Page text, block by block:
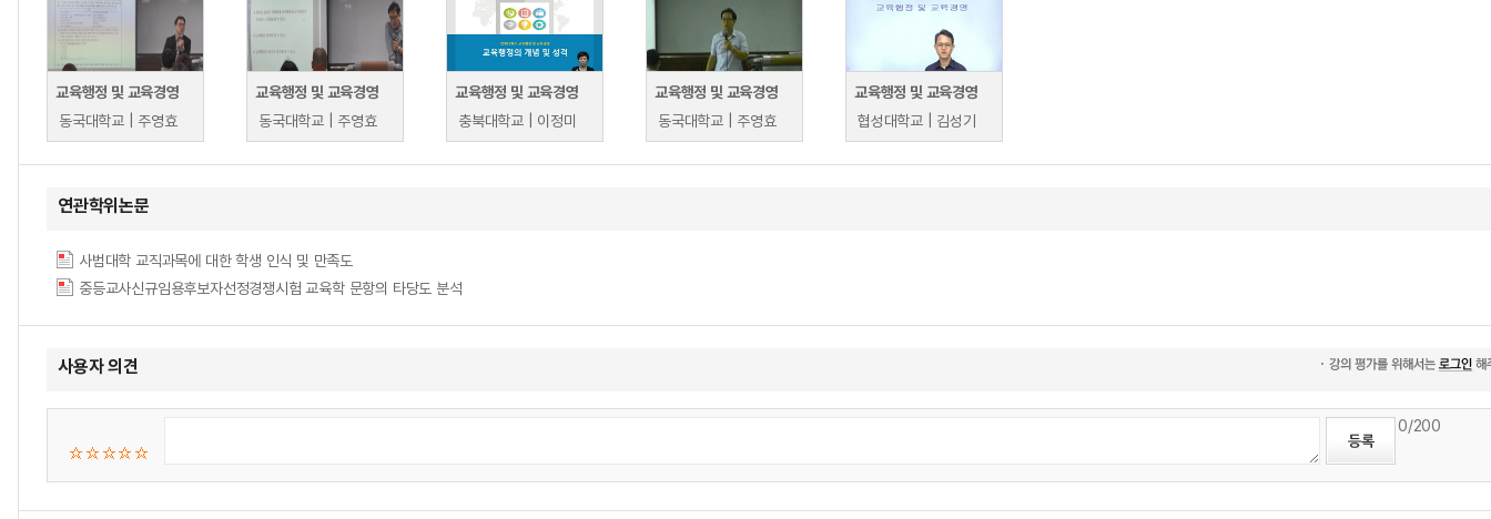
교육행정 및 교육경영
동국대학교 | 주영효
교육행정 및 교육경영
동국대학교 | 주영효
교육행정 및 교육경영
충북대학교 | 이정미
교육행정 및 교육경영
동국대학교 | 주영효
교육행정 및 교육경영
협성대학교 | 김성기
연관학위논문
사범대학 교직과목에 대한 학생 인식 및 만족도
중등교사신규임용후보자선정경쟁시험 교육학 문항의 타당도 분석
사용자 의견
0/200